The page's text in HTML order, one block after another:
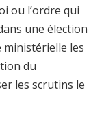
ou l’ordre qui
une élection
les
du
les scrutins le